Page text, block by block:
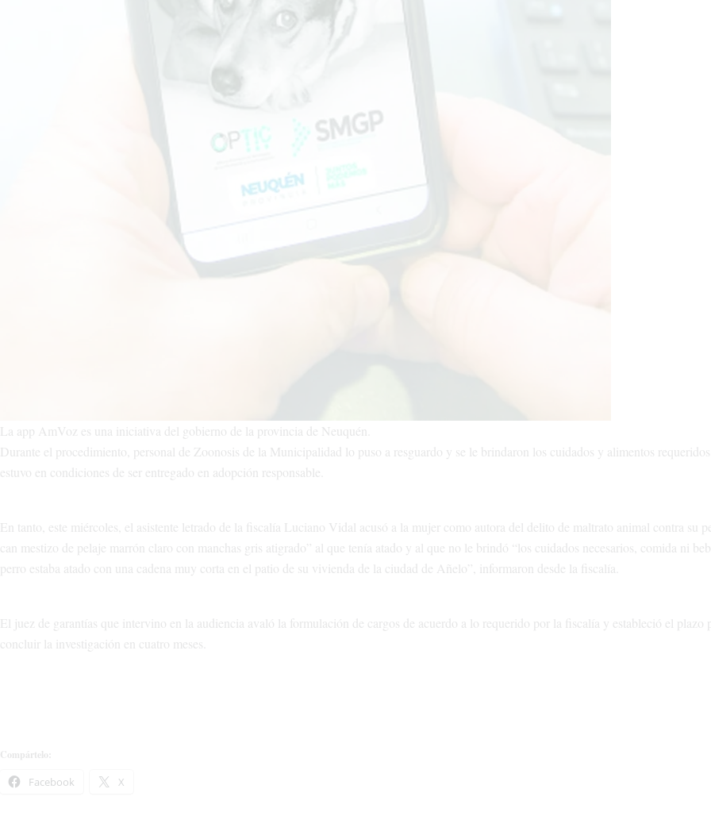
La app AmVoz es una iniciativa del gobierno de la provincia de Neuquén.
Durante el procedimiento, personal de Zoonosis de la Municipalidad lo puso a resguardo y se le brindaron los cuidados y alimentos
estuvo en condiciones de ser entregado en adopción responsable.
En tanto, este miércoles, el asistente letrado de la fiscalía Luciano Vidal acusó a la mujer como autora del delito de maltrato animal contra su
can mestizo de pelaje marrón claro con manchas gris atigrado” al que tenía atado y al que no le brindó “los cuidados necesarios, comida ni
perro estaba atado con una cadena muy corta en el patio de su vivienda de la ciudad de Añelo”, informaron desde la fiscalía.
El juez de garantías que intervino en la audiencia avaló la formulación de cargos de acuerdo a lo requerido por la fiscalía y estableció el plazo
concluir la investigación en cuatro meses.
Compártelo:
Facebook X